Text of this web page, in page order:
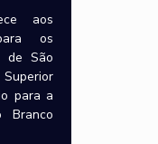
aos
os
de São
para a
Branco